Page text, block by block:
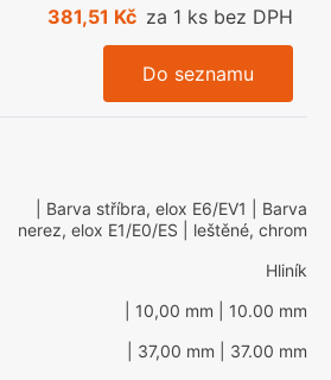
381,51 Kč za 1 ks bez DPH
Do seznamu
| Barva stříbra, elox E6/EV1
| Barva
nerez, elox E1/E0/ES | leštěné, chrom
Hliník
| 10,00 mm | 10.00 mm
| 37,00 mm | 37.00 mm